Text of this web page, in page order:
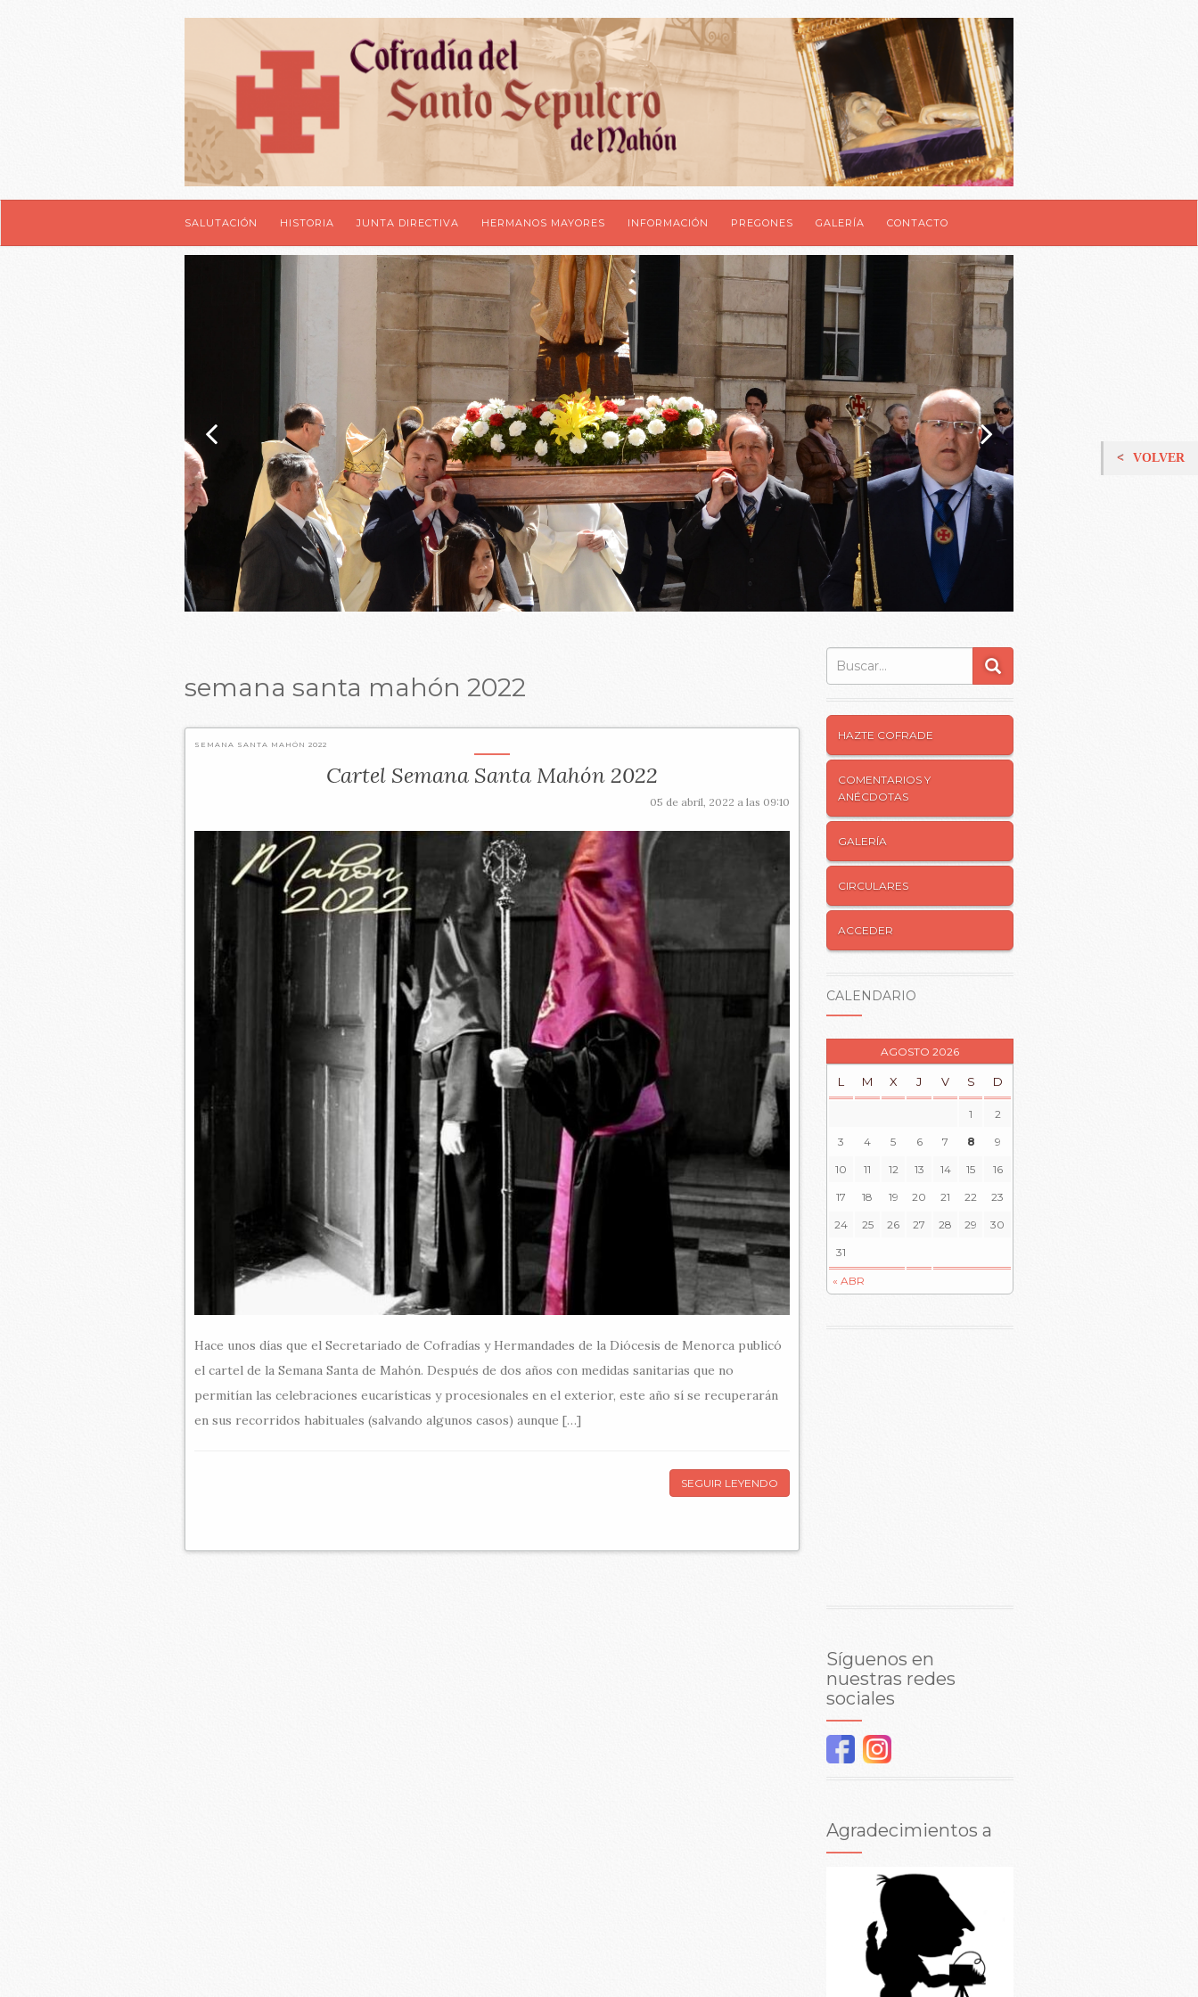
SALUTACIÓN HISTORIA JUNTA DIRECTIVA HERMANOS MAYORES INFORMACIÓN PREGONES GALERÍA CONTACTO
semana santa mahón 2022
SEMANA SANTA MAHÓN 2022
Cartel Semana Santa Mahón 2022
05 de abril, 2022 a las 09:10
Hace unos días que el Secretariado de Cofradías y Hermandades de la Diócesis de Menorca publicó
el cartel de la Semana Santa de Mahón. Después de dos años con medidas sanitarias que no
permitían las celebraciones eucarísticas y procesionales en el exterior, este año sí se recuperarán
en sus recorridos habituales (salvando algunos casos) aunque […]
SEGUIR LEYENDO
Buscar:
HAZTE COFRADE
COMENTARIOS Y
ANÉCDOTAS
GALERÍA
CIRCULARES
ACCEDER
CALENDARIO
AGOSTO 2026
L M X J V S D
« ABR
1 2
3 4 5 6 7 8 9
10 11 12 13 14 15 16
17 18 19 20 21 22 23
24 25 26 27 28 29 30
31
Síguenos en
nuestras redes
sociales
Agradecimientos a
VOLVER